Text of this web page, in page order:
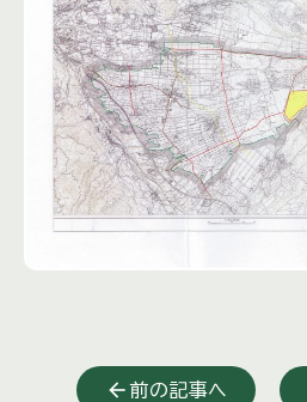
前の記事へ